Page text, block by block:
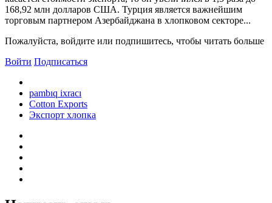
168,92 млн долларов США. Турция является важнейшим
торговым партнером Азербайджана в хлопковом секторе...
Пожалуйста, войдите или подпишитесь, чтобы читать больше
Войти Подписаться
pambıq ixracı
Cotton Exports
Экспорт хлопка